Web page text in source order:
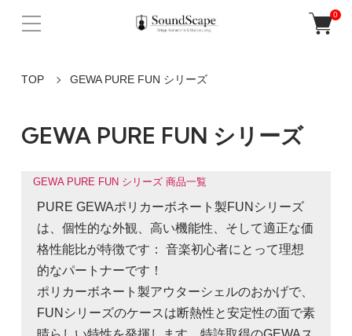
0
TOP GEWA PURE FUN シリーズ
GEWA PURE FUN シリーズ
GEWA PURE FUN シリーズ 商品一覧
PURE GEWAポリカーボネート製FUNシリーズ
は、個性的な外観、高い機能性、そして適正な価
格性能比が特徴です： 音楽初心者にとって理想
的なパートナーです！
ポリカーボネート製アウターシェルのおかげで、
FUNシリーズのケースは断熱性と安定性の面で素